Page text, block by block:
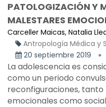
PATOLOGIZACIÓN Y
MALESTARES
Carceller Maicas, Natalia
Antropología Médica y
20 septiembre 2019
La adolescencia es
como un periodo
reconfiguraciones, tanto
emocionales como